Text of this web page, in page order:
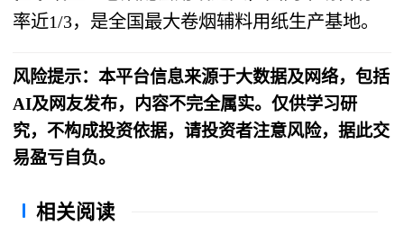
率近1/3，是全国最大卷烟辅料用纸生产基地。
风险提示：本平台信息来源于大数据及网络，包括
AI及网友发布，内容不完全属实。仅供学习研
究，不构成投资依据，请投资者注意风险，据此交
易盈亏自负。
相关阅读